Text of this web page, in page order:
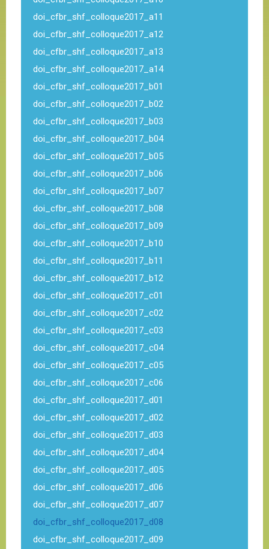
doi_cfbr_shf_colloque2017_a11
doi_cfbr_shf_colloque2017_a12
doi_cfbr_shf_colloque2017_a13
doi_cfbr_shf_colloque2017_a14
doi_cfbr_shf_colloque2017_b01
doi_cfbr_shf_colloque2017_b02
doi_cfbr_shf_colloque2017_b03
doi_cfbr_shf_colloque2017_b04
doi_cfbr_shf_colloque2017_b05
doi_cfbr_shf_colloque2017_b06
doi_cfbr_shf_colloque2017_b07
doi_cfbr_shf_colloque2017_b08
doi_cfbr_shf_colloque2017_b09
doi_cfbr_shf_colloque2017_b10
doi_cfbr_shf_colloque2017_b11
doi_cfbr_shf_colloque2017_b12
doi_cfbr_shf_colloque2017_c01
doi_cfbr_shf_colloque2017_c02
doi_cfbr_shf_colloque2017_c03
doi_cfbr_shf_colloque2017_c04
doi_cfbr_shf_colloque2017_c05
doi_cfbr_shf_colloque2017_c06
doi_cfbr_shf_colloque2017_d01
doi_cfbr_shf_colloque2017_d02
doi_cfbr_shf_colloque2017_d03
doi_cfbr_shf_colloque2017_d04
doi_cfbr_shf_colloque2017_d05
doi_cfbr_shf_colloque2017_d06
doi_cfbr_shf_colloque2017_d07
doi_cfbr_shf_colloque2017_d08
doi_cfbr_shf_colloque2017_d09